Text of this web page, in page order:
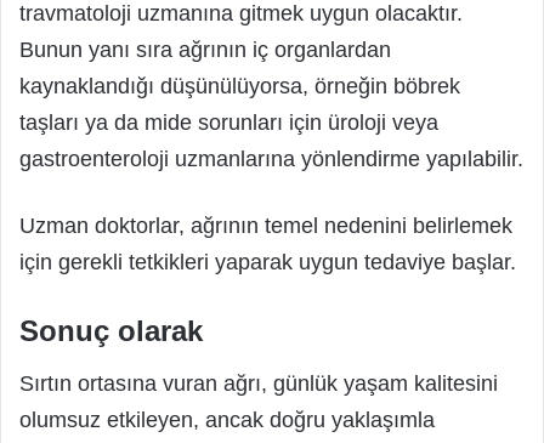
travmatoloji uzmanına gitmek uygun olacaktır.
Bunun yanı sıra ağrının iç organlardan
kaynaklandığı düşünülüyorsa, örneğin böbrek
taşları ya da mide sorunları için üroloji veya
gastroenteroloji uzmanlarına yönlendirme yapılabilir.
Uzman doktorlar, ağrının temel nedenini belirlemek
için gerekli tetkikleri yaparak uygun tedaviye başlar.
Sonuç olarak
Sırtın ortasına vuran ağrı, günlük yaşam kalitesini
olumsuz etkileyen, ancak doğru yaklaşımla